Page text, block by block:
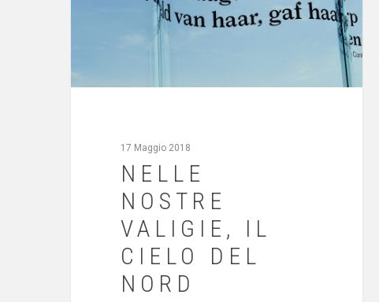
17 Maggio 2018
NELLE
NOSTRE
VALIGIE, IL
CIELO DEL
NORD